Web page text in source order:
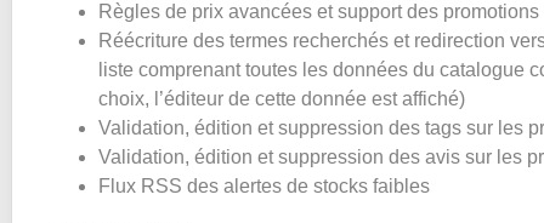
Règles de prix avancées et support des promotions
Réécriture des termes recherchés et redirection
liste comprenant toutes les données du catalogue
choix, l’éditeur de cette donnée est affiché)
Validation, édition et suppression des tags sur les
Validation, édition et suppression des avis sur les
Flux RSS des alertes de stocks faibles